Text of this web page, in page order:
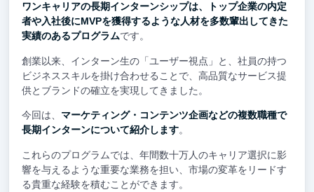
ワンキャリアの長期インターンシップは、トップ企業の内定
者や入社後にMVPを獲得するような人材を多数輩出してきた
実績のあるプログラムです。
創業以来、インターン生の「ユーザー視点」と、社員の持つ
ビジネススキルを掛け合わせることで、高品質なサービス提
供とブランドの確立を実現してきました。
今回は、 マーケティング・コンテンツ企画などの複数職種で
長期インターンについて紹介します。
これらのプログラムでは、年間数十万人のキャリア選択に影
響を与えるような重要な業務を担い、市場の変革をリードす
る貴重な経験を積むことができます。